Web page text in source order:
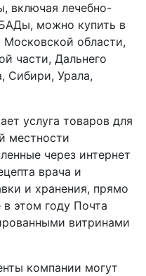
включая лечебно-
можно купить в
области,
части, Дальнего
Сибири, Урала,
услуга товаров для
местности
через интернет
врача и
и хранения, прямо
этом году Почта
витринами
компании могут